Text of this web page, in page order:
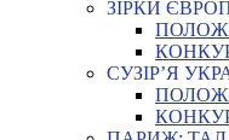
ЗІРКИ
СУЗІР’Я